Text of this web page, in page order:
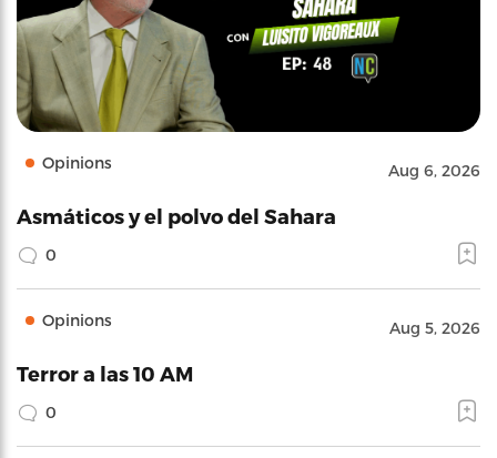
Opinions Aug 6, 2026
Asmáticos y el polvo del Sahara
0
Opinions Aug 5, 2026
Terror a las 10 AM
0